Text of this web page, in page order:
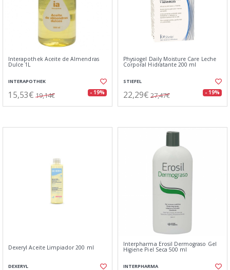
Interapothek Aceite de Almendras
Dulce 1L
INTERAPOTHEK
15,53€ 19,14€ - 19%
Physiogel Daily Moisture Care Leche
Corporal Hidratante 200 ml
STIEFEL
22,29€ 27,47€ - 19%
Dexeryl Aceite Limpiador 200 ml
DEXERYL
Interpharma Erosil Dermograso Gel
Higiene Piel Seca 500 ml
INTERPHARMA